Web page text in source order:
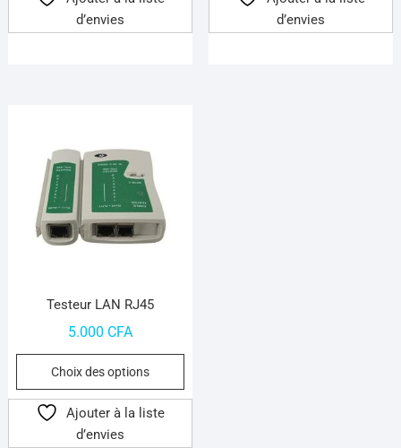
d’envies
d’envies
Testeur LAN RJ45
5.000 CFA
Choix des options
Ce
a
Ajouter à la liste
d’envies